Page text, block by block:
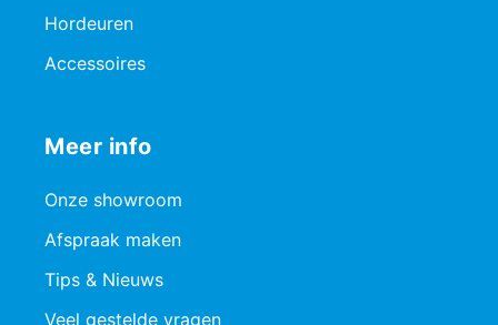
Hordeuren
Accessoires
Meer info
Onze showroom
Afspraak maken
Tips & Nieuws
Veel gestelde vragen